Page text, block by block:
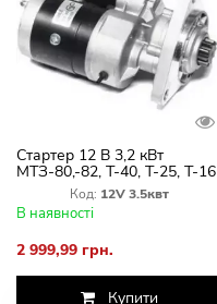
Стартер 12 В 3,2 кВт
МТЗ-80,-82, Т-40, Т-25, Т-16
редукторний (пр. Slovak)
Код: 12V 3.5квт
В наявності
2 999,99 грн.
Купити